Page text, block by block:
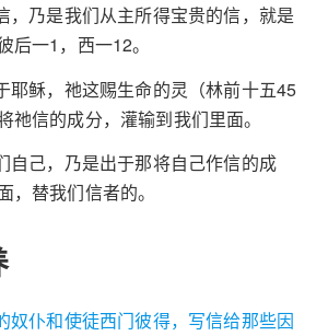
，乃是我们从主所得宝贵的信，就是
一1，西一12。
耶稣，祂这赐生命的灵（林前十五45
祂信的成分，灌输到我们里面。
自己，乃是出于那将自己作信的成
，替我们信者的。
奴仆和使徒西门彼得，写信给那些因